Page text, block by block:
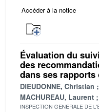
Accéder à la notice
Évaluation du
des
dans ses
DIEUDONNE, Christian
MACHUREAU, Laurent
INSPECTION GENERALE DE